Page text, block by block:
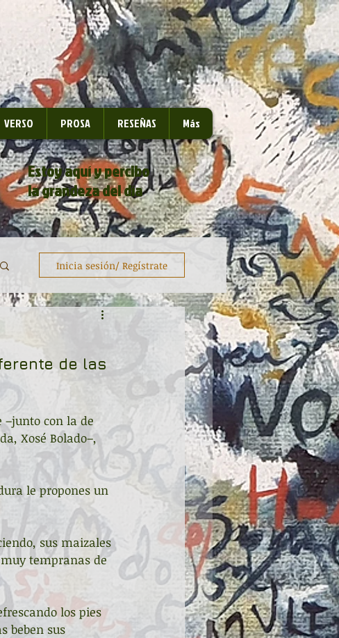
VERSO PROSA RESEÑAS Más
Estoy aquí y percibo
la grandeza del día
Inicia sesión/ Regístrate
de las
con la de
Xosé Bolado–,
le propones un
sus maizales
muy tempranas de
los pies
beben sus